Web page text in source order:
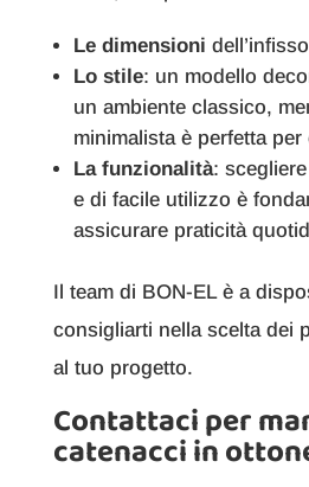
Le dimensioni
Lo stile: un modello
un ambiente classico,
minimalista è perfetta
La funzionalità:
e di facile utilizzo è
assicurare praticità
Il team di BON-EL è a
consigliarti nella scelta dei
al tuo progetto.
Contattaci per
catenacci in